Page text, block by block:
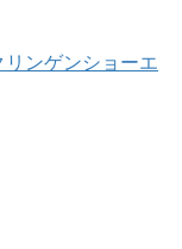
ンゲンショーエ